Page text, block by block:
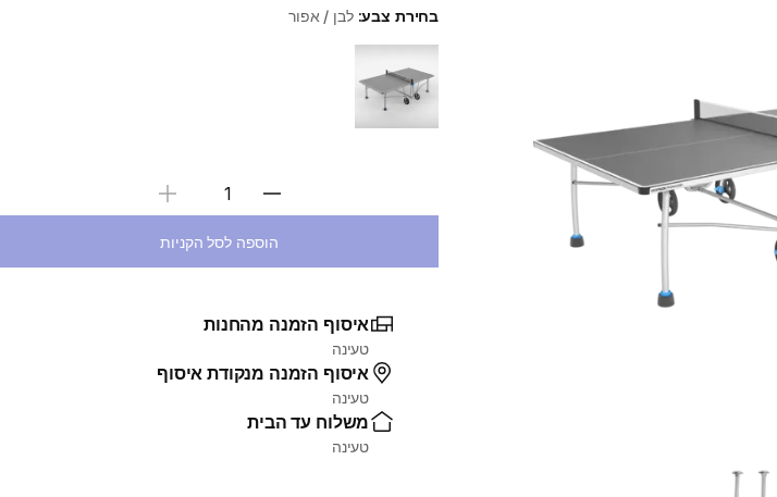
בחירת צבע:לבן / אפור
Choose a variant
בחירת כמות
הוספה לסל הקניות
איסוף הזמנה מהחנות
טעינה
איסוף הזמנה מנקודת איסוף
טעינה
משלוח עד הבית
טעינה